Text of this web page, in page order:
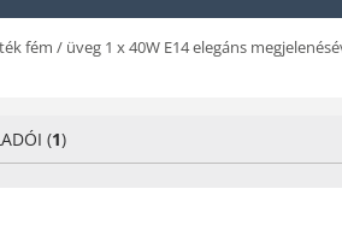
fém / üveg 1 x 40W E14 elegáns
(1)